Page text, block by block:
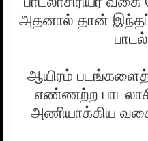
அதனால் தான் இந்தப்
ஆயிரம் படங்களைத்
எண்ணற்ற
அணியாக்கிய